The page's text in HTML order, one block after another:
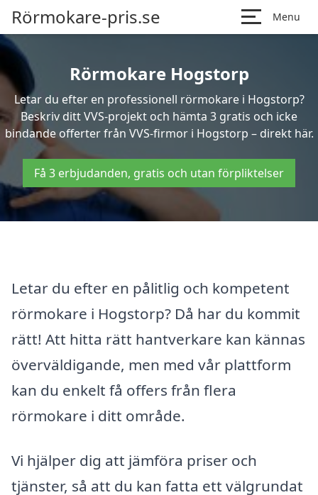
Rörmokare-pris.se Menu
Rörmokare Hogstorp
Letar du efter en professionell rörmokare i Hogstorp?
Beskriv ditt VVS-projekt och hämta 3 gratis och icke
bindande offerter från VVS-firmor i Hogstorp – direkt här.
Få 3 erbjudanden, gratis och utan förpliktelser
Letar du efter en pålitlig och kompetent
rörmokare i Hogstorp? Då har du kommit
rätt! Att hitta rätt hantverkare kan kännas
överväldigande, men med vår plattform
kan du enkelt få offers från flera
rörmokare i ditt område.
Vi hjälper dig att jämföra priser och
tjänster, så att du kan fatta ett välgrundat